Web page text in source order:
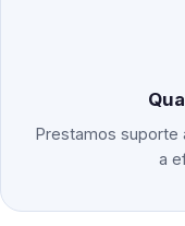
Prestamos suporte
a